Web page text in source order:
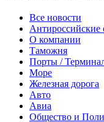
Все новости
Антироссийские
О компании
Таможня
Порты /
Море
Железная дорога
Авто
Авиа
Общество и